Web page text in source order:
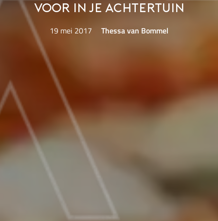
voor in je achtertuin
19 mei 2017 Thessa van Bommel